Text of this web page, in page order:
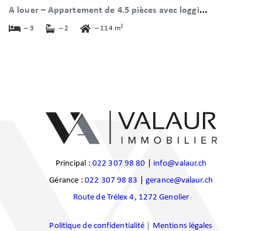
A
louer – Appartement de 4.5 pièces avec loggia et jardin d'hiver à Nyon à Nyon
– 3 – 2 – 114 m2
Principal :022 307 98 80
info@valaur.ch
Gérance :022 307 98 83 |gerance@valaur.ch
Route de Trélex 4, 1272 Genolier
Politique de confidentialité
Mentions légales